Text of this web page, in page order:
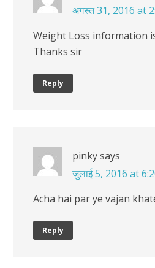
अगस्त 31, 2016 at
Weight Loss information
Thanks sir
Reply
pinkysays
जुलाई 5, 2016 at 6:20
Acha hai par ye vajan
Reply